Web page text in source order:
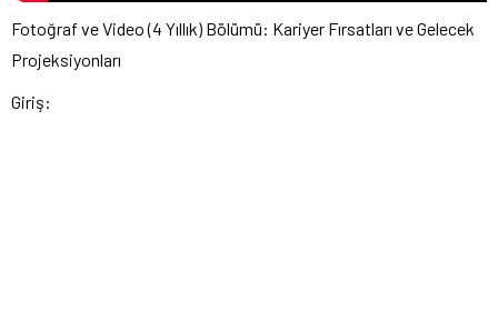
Fotoğraf ve Video (4 Yıllık) Bölümü: Kariyer Fırsatları ve Gelecek
Projeksiyonları
Giriş: